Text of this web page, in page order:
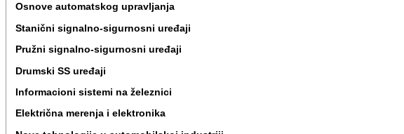
Osnove automatskog upravljanja
Stanični signalno-sigurnosni uređaji
Pružni signalno-sigurnosni uređaji
Drumski SS uređaji
Informacioni sistemi na železnici
Električna merenja i elektronika